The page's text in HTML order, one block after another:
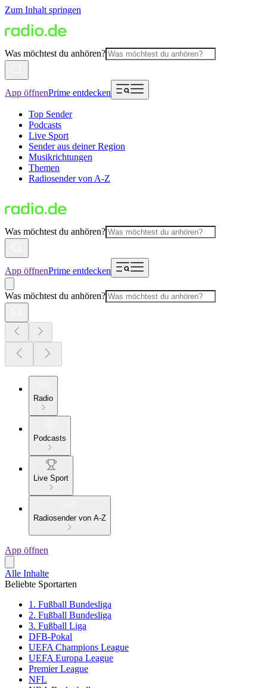
Zum Inhalt springen
Was möchtest du anhören?
App öffnenPrime entdecken
Top Sender
Podcasts
Live Sport
Sender aus deiner Region
Musikrichtungen
Themen
Radiosender von A-Z
Was möchtest du anhören?
App öffnenPrime entdecken
Was möchtest du anhören?
Radio
Podcasts
Live Sport
Radiosender von A-Z
App öffnen
Alle Inhalte
Beliebte Sportarten
1. Fußball Bundesliga
2. Fußball Bundesliga
3. Fußball Liga
DFB-Pokal
UEFA Champions League
UEFA Europa League
Premier League
NFL